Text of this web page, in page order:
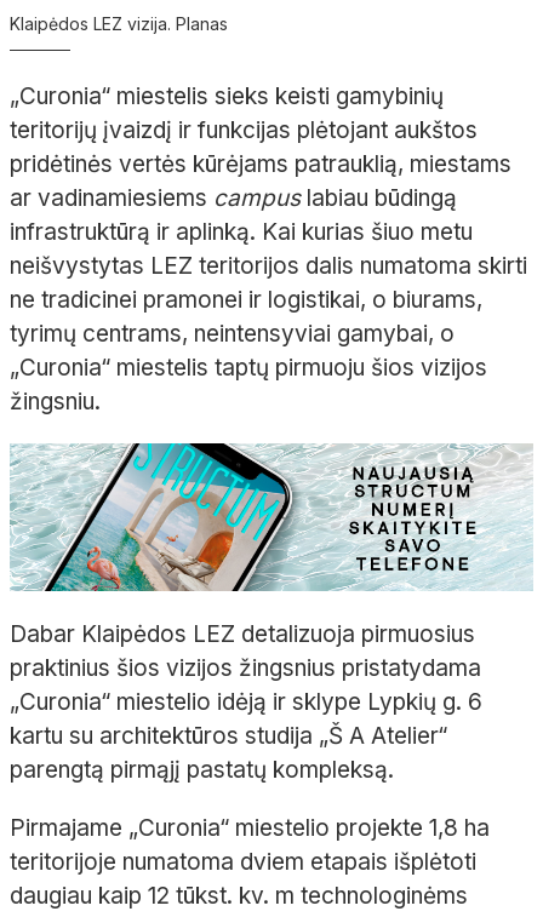
Klaipėdos LEZ vizija. Planas
„Curonia“ miestelis sieks keisti gamybinių
teritorijų įvaizdį ir funkcijas plėtojant aukštos
pridėtinės vertės kūrėjams patrauklią, miestams
ar vadinamiesiems campuslabiau būdingą
infrastruktūrą ir aplinką. Kai kurias šiuo metu
neišvystytas LEZ teritorijos dalis numatoma skirti
ne tradicinei pramonei ir logistikai, o biurams,
tyrimų centrams, neintensyviai gamybai, o
„Curonia“ miestelis taptų pirmuoju šios vizijos
žingsniu.
Dabar Klaipėdos LEZ detalizuoja pirmuosius
praktinius šios vizijos žingsnius pristatydama
„Curonia“ miestelio idėją ir sklype Lypkių g. 6
kartu su architektūros studija „Š A Atelier“
parengtą pirmąjį pastatų kompleksą.
Pirmajame „Curonia“ miestelio projekte 1,8 ha
teritorijoje numatoma dviem etapais išplėtoti
daugiau kaip 12 tūkst. kv. m technologinėms